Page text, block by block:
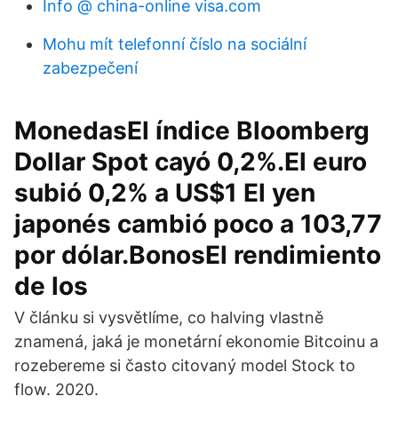
Info @ china-online visa.com
Mohu mít telefonní číslo na sociální
zabezpečení
MonedasEl índice Bloomberg
Dollar Spot cayó 0,2%.El euro
subió 0,2% a US$1 El yen
japonés cambió poco a 103,77
por dólar.BonosEl rendimiento
de los
V článku si vysvětlíme, co halving vlastně
znamená, jaká je monetární ekonomie Bitcoinu a
rozebereme si často citovaný model Stock to
flow. 2020.